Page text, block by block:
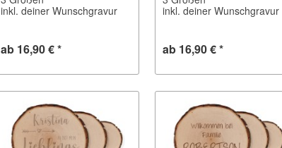
inkl. deiner Wunschgravur
ab 16,90 € *
inkl. deiner Wunschgravur
ab 16,90 € *